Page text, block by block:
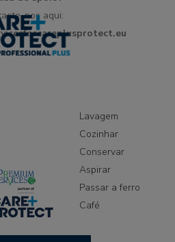
nos aqui:
Lavagem
Cozinhar
Conservar
Aspirar
Passar a ferro
Café